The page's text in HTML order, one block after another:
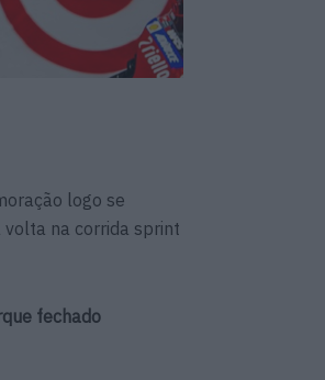
logo se
volta na corrida sprint
fechado